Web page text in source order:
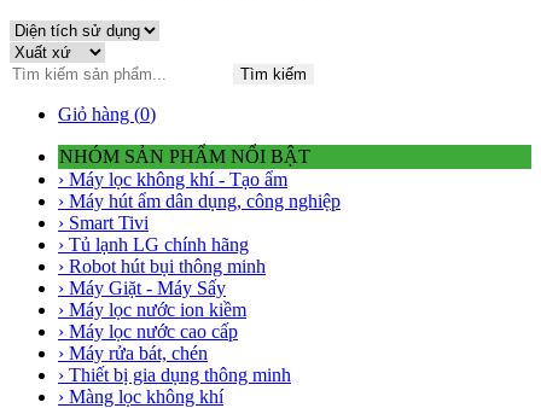
Tìm kiếm
Giỏ hàng (0)
NHÓM SẢN PHẨM NỔI BẬT
› Máy lọc không khí - Tạo ẩm
› Máy hút ẩm dân dụng, công nghiệp
› Smart Tivi
› Tủ lạnh LG chính hãng
› Robot hút bụi thông minh
› Máy Giặt - Máy Sấy
› Máy lọc nước ion kiềm
› Máy lọc nước cao cấp
› Máy rửa bát, chén
› Thiết bị gia dụng thông minh
› Màng lọc không khí